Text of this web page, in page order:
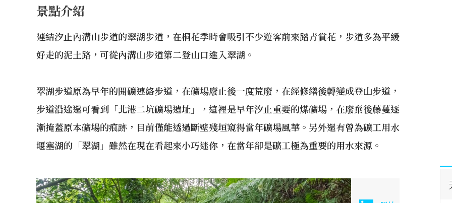
景點介紹
連結汐止內溝山步道的翠湖步道，在桐花季時會吸引不少遊客前來踏青賞花，步道多為平緩
好走的泥土路，可從內溝山步道第二登山口進入翠湖。
翠湖步道原為早年的開礦連絡步道，在礦場廢止後一度荒廢，在經修繕後轉變成登山步道，
步道沿途還可看到「北港二坑礦場遺址」，這裡是早年汐止重要的煤礦場，在廢棄後藤蔓逐
漸掩蓋原本礦場的痕跡，目前僅能透過斷壁殘垣窺得當年礦場風華。另外還有曾為礦工用水
堰塞湖的「翠湖」雖然在現在看起來小巧迷你，在當年卻是礦工極為重要的用水來源。